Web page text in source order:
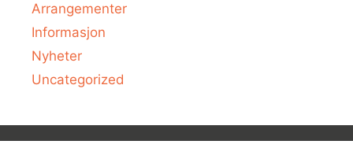
Arrangementer
Informasjon
Nyheter
Uncategorized